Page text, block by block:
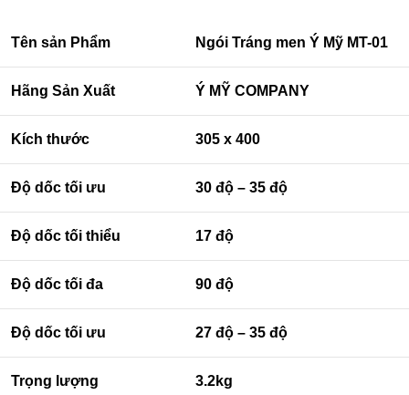
Tên sản Phẩm Ngói Tráng men Ý Mỹ MT-01
Hãng Sản Xuất Ý MỸ COMPANY
Kích thước 305 x 400
Độ dốc tối ưu 30 độ – 35 độ
Độ dốc tối thiểu 17 độ
Độ dốc tối đa 90 độ
Độ dốc tối ưu 27 độ – 35 độ
Trọng lượng 3.2kg